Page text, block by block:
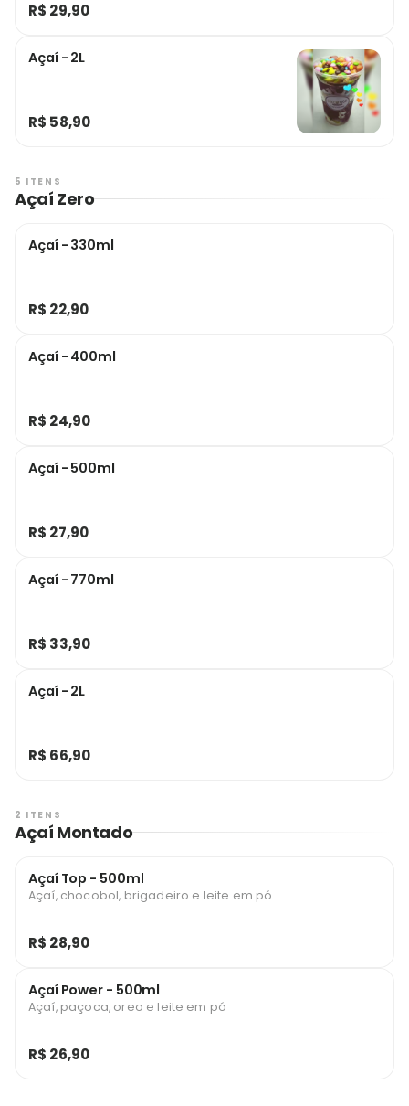
R$ 29,90
Açaí - 2L
R$ 58,90
5 ITENS
Açaí Zero
Açaí - 330ml
R$ 22,90
Açaí - 400ml
R$ 24,90
Açaí - 500ml
R$ 27,90
Açaí - 770ml
R$ 33,90
Açaí - 2L
R$ 66,90
2 ITENS
Açaí Montado
Açaí Top - 500ml
Açaí, chocobol, brigadeiro e leite em pó.
R$ 28,90
Açaí Power - 500ml
Açaí, paçoca, oreo e leite em pó
R$ 26,90